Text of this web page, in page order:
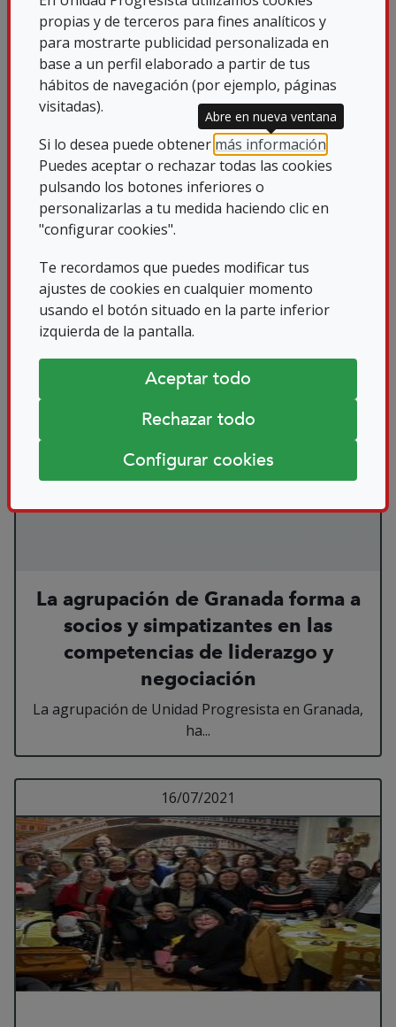
propias y de terceros para fines analíticos y
para mostrarte publicidad personalizada en
base a un perfil elaborado a partir de tus
hábitos de navegación (por ejemplo, páginas
visitadas).
Si lo desea puede obtener más información
Puedes aceptar o rechazar todas las cookies
pulsando los botones inferiores o
personalizarlas a tu medida haciendo clic en
"configurar cookies".
Te recordamos que puedes modificar tus
ajustes de cookies en cualquier momento
usando el botón situado en la parte inferior
izquierda de la pantalla.
Aceptar todo
Rechazar todo
Configurar cookies
Abre en nueva ventana
ASAMBLEA UP GRANADA
El día 30 de Noviembre, en la localidad de Loja
(Granada) se realizo...
16/07/2021
La agrupación de Granada forma a
socios y simpatizantes en las
competencias de liderazgo y
negociación
La agrupación de Unidad Progresista en Granada,
ha...
Leer más sobre La
16/07/2021Leer más sobre